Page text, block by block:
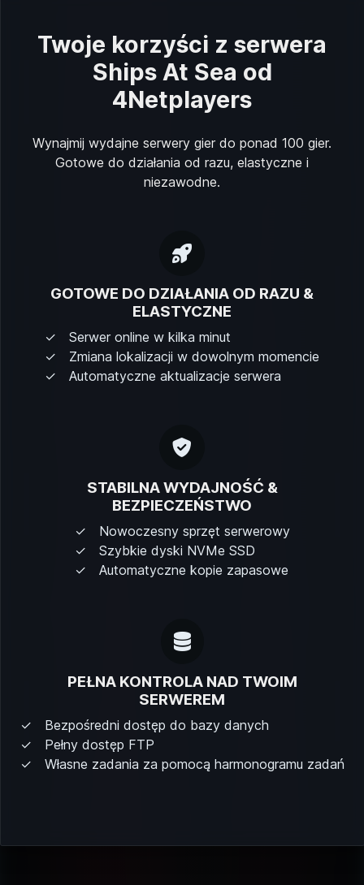
Twoje korzyści z serwera
Ships At Sea od
4Netplayers
Wynajmij wydajne serwery gier do ponad 100 gier.
Gotowe do działania od razu, elastyczne i
niezawodne.
GOTOWE DO DZIAŁANIA OD RAZU &
ELASTYCZNE
Serwer online w kilka minut
Zmiana lokalizacji w dowolnym momencie
Automatyczne aktualizacje serwera
STABILNA WYDAJNOŚĆ &
BEZPIECZEŃSTWO
Nowoczesny sprzęt serwerowy
Szybkie dyski NVMe SSD
Automatyczne kopie zapasowe
PEŁNA KONTROLA NAD TWOIM
SERWEREM
Bezpośredni dostęp do bazy danych
Pełny dostęp FTP
Własne zadania za pomocą harmonogramu zadań